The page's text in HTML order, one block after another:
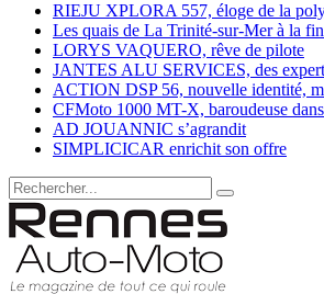
RIEJU XPLORA 557, éloge de la
Les quais de La Trinité-sur-Mer à la
LORYS VAQUERO, rêve de pilote
JANTES ALU SERVICES, des
ACTION DSP 56, nouvelle identité,
CFMoto 1000 MT-X, baroudeuse dans
AD JOUANNIC s’agrandit
SIMPLICICAR enrichit son offre